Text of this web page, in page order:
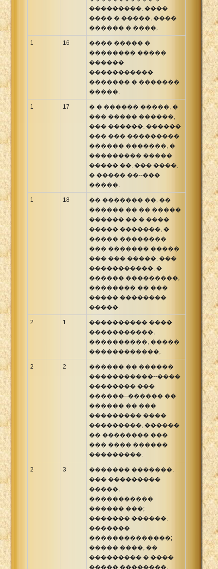
���������, ����
���� � �����, ����
������ � ����,
1 16
���� ����� �
�������� �����
������
�����������
������� � �������
�����.
1 17
� � ������ �����, �
��� ����� ������,
��� ������, ������
��� ��� ���������
������ �������, �
��������� �����
����� ��, ��� ����,
� ����� ��--���
�����.
1 18
�� ������� ��, ��
������ �� �� �����
������ �� � ����
����� �������, �
����� ��������
��� ������� �����
��� ��� �����, ���
�����������, �
������ ���������,
�������� �� ���
����� ��������
�����.
2 1
���������� ����
�����������,
����������, �����
������������,
2 2
������ �� ������
�����������--����
�������� ���
������--������ ��
������ �� ���
��������� ����
���������, ������
�� �������� ���
��� ���� ������
���������.
2 3
������� �������,
��� ���������
�����,
�����������
������ ���;
������� ������,
�������
��������������;
����� ����, ��
��������� � ����
����� ��������.